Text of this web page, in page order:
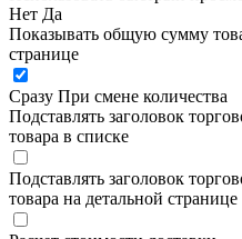
Нет Да
Показывать общую сумму
странице
Сразу При смене количества
Подставлять заголовок
товара в списке
Подставлять заголовок
товара на детальной странице